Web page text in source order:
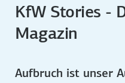
KfW Stories -
Magazin
Aufbruch ist unser